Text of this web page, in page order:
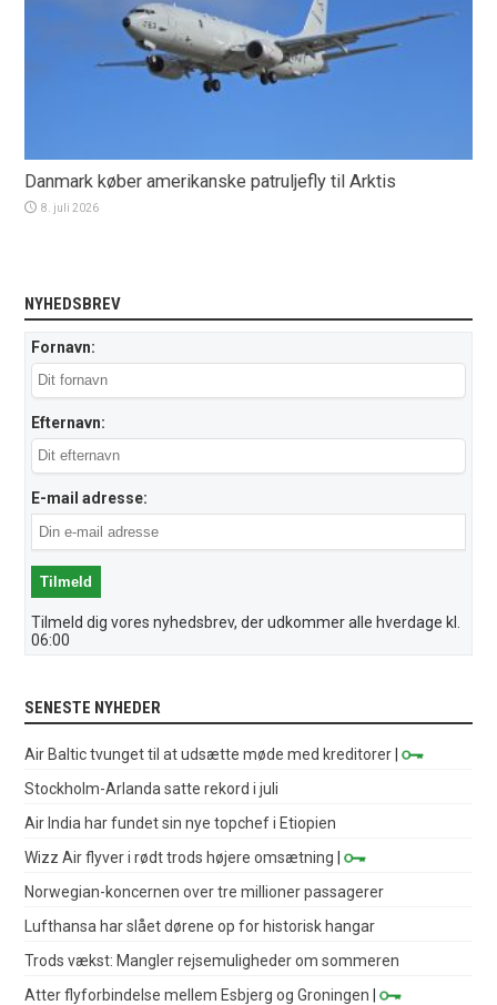
Danmark køber amerikanske patruljefly til Arktis
8. juli 2026
NYHEDSBREV
Fornavn:
Efternavn:
E-mail adresse:
Tilmeld dig vores nyhedsbrev, der udkommer alle hverdage kl.
06:00
SENESTE NYHEDER
Air Baltic tvunget til at udsætte møde med kreditorer |
Stockholm-Arlanda satte rekord i juli
Air India har fundet sin nye topchef i Etiopien
Wizz Air flyver i rødt trods højere omsætning |
Norwegian-koncernen over tre millioner passagerer
Lufthansa har slået dørene op for historisk hangar
Trods vækst: Mangler rejsemuligheder om sommeren
Atter flyforbindelse mellem Esbjerg og Groningen |